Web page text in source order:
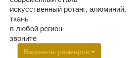
искусственный ротанг, алюминий,
ткань
в любой регион
звоните
Варианты размеров